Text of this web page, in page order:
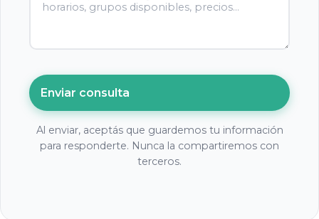
Enviar consulta
Al enviar, aceptás que guardemos tu información
para responderte. Nunca la compartiremos con
terceros.